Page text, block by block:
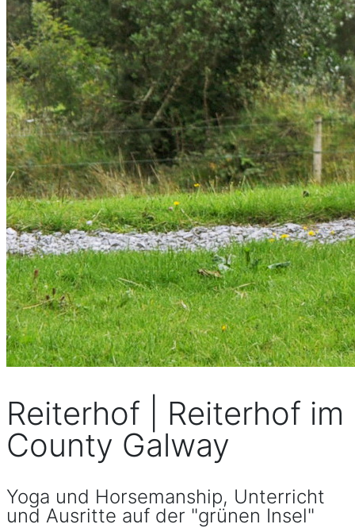
Reiterhof | Reiterhof im
County Galway
Yoga und Horsemanship, Unterricht
und Ausritte auf der "grünen Insel"